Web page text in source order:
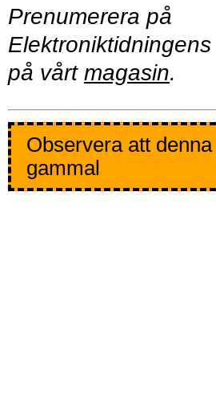
Prenumerera på
Elektroniktidningens
på vårt magasin.
Observera att
gammal